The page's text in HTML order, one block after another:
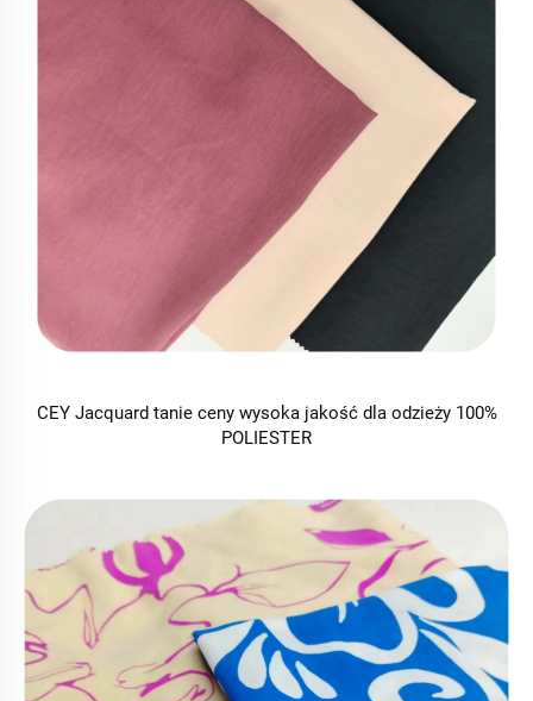
CEY Jacquard tanie ceny wysoka jakość dla odzieży 100%
POLIESTER